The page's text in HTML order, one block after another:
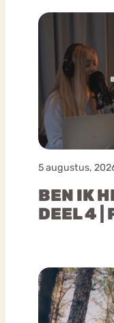
5 augustus,
BEN IK
DEEL 4 |